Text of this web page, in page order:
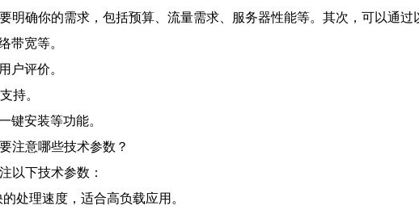
明确你的需求，包括预算、流量需求、服务器性能等。其次，可以通过
带宽等。
户评价。
持。
键安装等功能。
注意哪些技术参数？
以下技术参数：
处理速度，适合高负载应用。